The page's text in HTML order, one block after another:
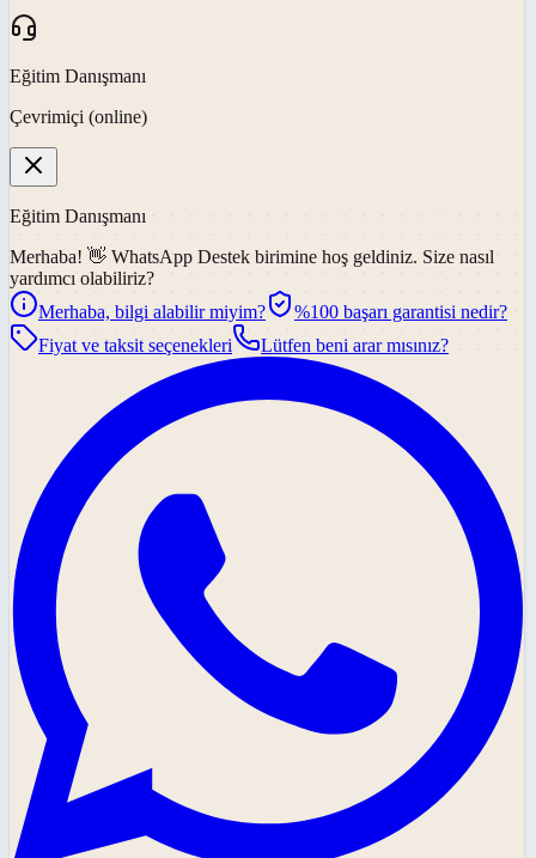
Eğitim Danışmanı
Çevrimiçi (online)
Eğitim Danışmanı
Merhaba! 👋 WhatsApp Destek birimine hoş geldiniz. Size nasıl
yardımcı olabiliriz?
Merhaba, bilgi alabilir miyim?
%100 başarı garantisi nedir?
Fiyat ve taksit seçenekleri
Lütfen beni arar mısınız?